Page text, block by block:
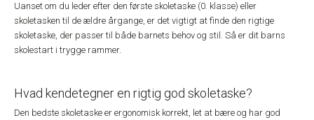
Uanset om du leder efter den første skoletaske (0. klasse) eller
skoletasken til de ældre årgange, er det vigtigt at finde den rigtige
skoletaske, der passer til både barnets behov og stil. Så er dit barns
skolestart i trygge rammer.
Hvad kendetegner en rigtig god skoletaske?
Den bedste skoletaske er ergonomisk korrekt, let at bære og har god